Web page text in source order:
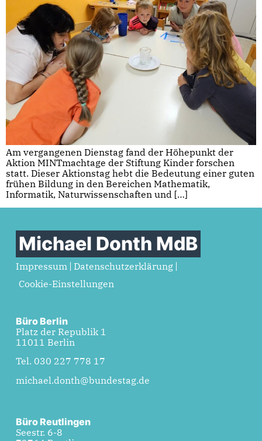
Am vergangenen Dienstag fand der Höhepunkt der
Aktion MINTmachtage der Stiftung Kinder forschen
statt. Dieser Aktionstag hebt die Bedeutung einer guten
frühen Bildung in den Bereichen Mathematik,
Informatik, Naturwissenschaften und […]
Michael Donth MdB
Impressum
Datenschutzerklärung
Cookie-Einstellungen
Büro Berlin
Platz der Republik 1
11011 Berlin
Tel. 030 227 778 17
michael.donth@bundestag.de
Büro Reutlingen
Seestr. 6-8